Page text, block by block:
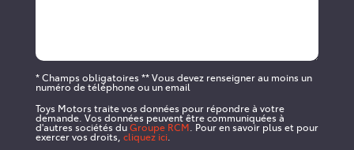
* Champs obligatoires ** Vous devez renseigner au moins un
numéro de téléphone ou un email
Toys Motors traite vos données pour répondre à votre
demande. Vos données peuvent être communiquées à
d'autres sociétés duGroupe RCM . Pour en savoir plus et pour
exercer vos droits, cliquez ici.